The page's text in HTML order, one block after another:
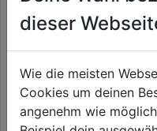
dieser
Wie die meisten
Cookies um deinen
angenehm wie